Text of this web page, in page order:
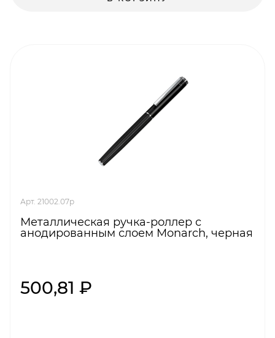
Арт. 21002.07p
Металлическая ручка-роллер с
анодированным слоем Monarch, черная
500,81 ₽